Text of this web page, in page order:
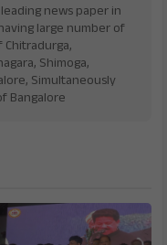
news paper in
large number of
Shimoga,
Simultaneously
Bangalore